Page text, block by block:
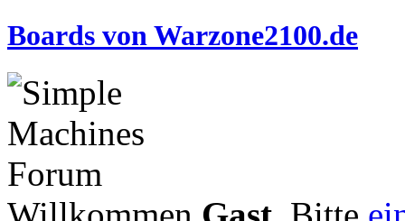
Boards von Warzone2100.de